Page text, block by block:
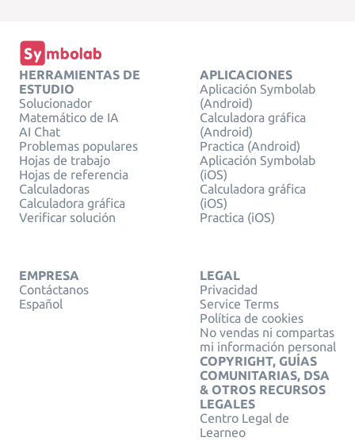
HERRAMIENTAS DE
ESTUDIO
Solucionador
Matemático de IA
AI Chat
Problemas populares
Hojas de trabajo
Hojas de referencia
Calculadoras
Calculadora gráfica
Verificar solución
APLICACIONES
Aplicación Symbolab
(Android)
Calculadora gráfica
(Android)
Practica (Android)
Aplicación Symbolab
(iOS)
Calculadora gráfica
(iOS)
Practica (iOS)
EMPRESA
Contáctanos
Español
LEGAL
Privacidad
Service Terms
Política de cookies
No vendas ni compartas
mi información personal
COPYRIGHT, GUÍAS
COMUNITARIAS, DSA
& OTROS RECURSOS
LEGALES
Centro Legal de
Learneo